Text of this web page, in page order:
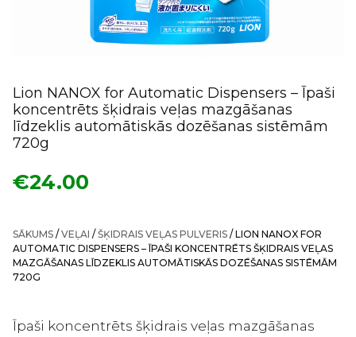
Lion NANOX for Automatic Dispensers – Īpaši
koncentrēts šķidrais veļas mazgāšanas
līdzeklis automātiskās dozēšanas sistēmām
720g
€24.00
SĀKUMS / VEĻAI / ŠĶIDRAIS VEĻAS PULVERIS / LION NANOX FOR
AUTOMATIC DISPENSERS – ĪPAŠI KONCENTRĒTS ŠĶIDRAIS VEĻAS
MAZGĀŠANAS LĪDZEKLIS AUTOMĀTISKĀS DOZĒŠANAS SISTĒMĀM
720G
Īpaši koncentrēts šķidrais veļas mazgāšanas